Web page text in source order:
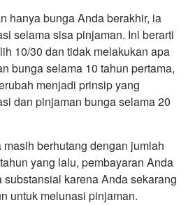
hanya bunga Anda berakhir, ia
selama sisa pinjaman. Ini berarti
10/30 dan tidak melakukan apa
bunga selama 10 tahun pertama,
menjadi prinsip yang
dan pinjaman bunga selama 20
berhutang dengan jumlah
yang lalu, pembayaran Anda
karena Anda sekarang
untuk melunasi pinjaman.